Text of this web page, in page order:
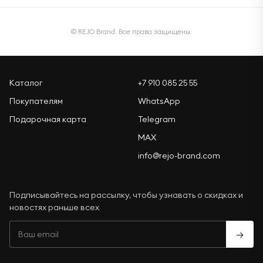
© REJO Brand. Все права защищены.
Каталог
Покупателям
Подарочная карта
+7 910 085 25 55
WhatsApp
Telegram
MAX
info@rejo-brand.com
Подписывайтесь на рассылку, чтобы узнавать о скидках и
новостях раньше всех
→